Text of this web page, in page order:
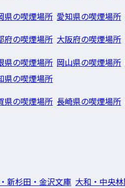
県の喫煙場所 愛知県の喫煙場所
府の喫煙場所 大阪府の喫煙場所
県の喫煙場所 岡山県の喫煙場所
県の喫煙場所
県の喫煙場所 長崎県の喫煙場所
新杉田・金沢文庫 大和・中央